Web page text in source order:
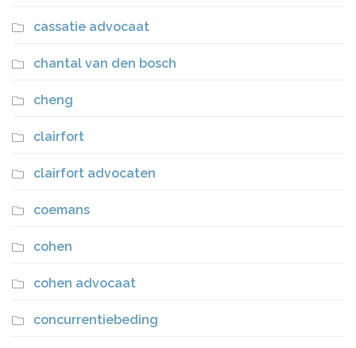
cassatie advocaat
chantal van den bosch
cheng
clairfort
clairfort advocaten
coemans
cohen
cohen advocaat
concurrentiebeding